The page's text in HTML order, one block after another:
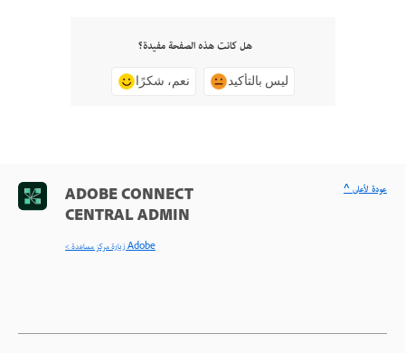
هل كانت هذه الصفحة مفيدة؟
نعم، شكرًا ليس بالتأكيد
ADOBE CONNECT
CENTRAL ADMIN
< زيارة مركز مساعدة Adobe
^ عودة لأعلى